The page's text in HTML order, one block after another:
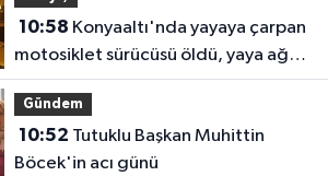
10:58
motosiklet sürücüsü öldü, yaya ağır
yaralı
Gündem
10:52
Böcek'in acı günü